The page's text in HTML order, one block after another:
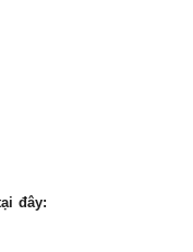
đây: